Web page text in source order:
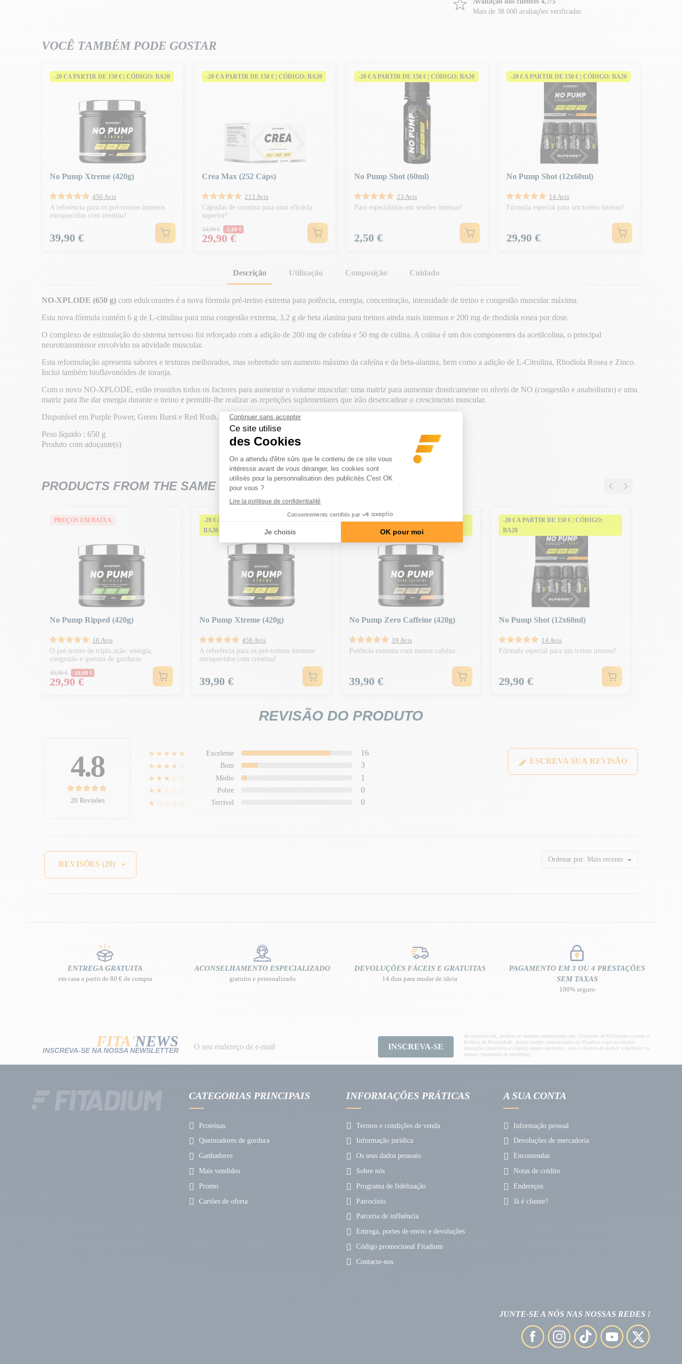
Mais de 38 000 avaliações verificadas
VOCÊ TAMBÉM PODE GOSTAR
-20 € A PARTIR DE 150 € | CÓDIGO: BA20
No Pump Xtreme (420g)
456 Avis
A referência para os pré-treinos intensos
enriquecidos com creatina!
Preço
39,90 €
-20 € A PARTIR DE 150 € | CÓDIGO: BA20
Crea Max (252 Cáps)
213 Avis
Cápsulas de creatina para uma eficácia
superior!
Preço normal
34,90 € -5,00 €
Preço
29,90 €
-20 € A PARTIR DE 150 € | CÓDIGO: BA20
No Pump Shot (60ml)
23 Avis
Para especialistas em sessões intensas!
Preço
2,50 €
-20 € A PARTIR DE 150 € | CÓDIGO: BA20
No Pump Shot (12x60ml)
14 Avis
Fórmula especial para um treino intenso!
Preço
29,90 €
Descrição Utilização Composição Cuidado
NO-XPLODE (650 g) com edulcorantes é a nova fórmula pré-treino extrema para potência, energia, concentração, intensidade de treino e congestão muscular máxima.
Esta nova fórmula contém 6 g de L-citrulina para uma congestão extrema, 3,2 g de beta alanina para treinos ainda mais intensos e 200 mg de rhodiola rosea por dose.
O complexo de estimulação do sistema nervoso foi reforçado com a adição de 200 mg de cafeína e 50 mg de colina. A colina é um dos componentes da acetilcolina, o principal
neurotransmissor envolvido na atividade muscular.
Esta reformulação apresenta sabores e texturas melhorados, mas sobretudo um aumento máximo da cafeína e da beta-alanina, bem como a adição de L-Citrulina, Rhodiola Rosea e Zinco.
Inclui também bioflavonóides de toranja.
Com o novo NO-XPLODE, estão reunidos todos os factores para aumentar o volume muscular: uma matriz para aumentar drasticamente os níveis de NO (congestão e anabolismo) e uma
matriz para lhe dar energia durante o treino e permitir-lhe realizar as repetições suplementares que irão desencadear o crescimento muscular.
Disponível em Purple Power, Green Burst e Red Rush.
Peso líquido : 650 g
Produto com adoçante(s)
PRODUCTS FROM THE SAME CATEGORY
PREÇOS EM BAIXA
No Pump Ripped (420g)
18 Avis
O pré-treino de tripla ação: energia,
congestão e queima de gorduras
Preço normal
39,90 € -10,00 €
Preço
29,90 €
-20 € A PARTIR DE 150 € | CÓDIGO:
BA20
No Pump Xtreme (420g)
456 Avis
A referência para os pré-treinos intensos
enriquecidos com creatina!
Preço
39,90 €
-20 € A PARTIR DE 150 € | CÓDIGO:
No Pump Zero Caffeine (420g)
19 Avis
Potência extrema com menos cafeína
Preço
39,90 €
-20 € A PARTIR DE 150 € | CÓDIGO:
BA20
No Pump Shot (12x60ml)
14 Avis
Fórmula especial para um treino intenso!
Preço
29,90 €
REVISÃO DO PRODUTO
4.8
20 Revisões
★★★★★ Excelente
16
★★★★☆
Bom
3
★★★☆☆
Médio
1
★★☆☆☆
Pobre
0
★☆☆☆☆
Terrível 0
ESCREVA SUA REVISÃO
REVISÕES (20)
Ordenar por: Mais recente
ENTREGA GRATUITA
em casa a partir de 80 € de compra
ACONSELHAMENTO ESPECIALIZADO
gratuito e personalizado
DEVOLUÇÕES FÁCEIS E GRATUITAS
14 dias para mudar de ideia
PAGAMENTO EM 3 OU 4 PRESTAÇÕES
SEM TAXAS
100% seguro
FITA'NEWS
INSCREVA-SE NA NOSSA NEWSLETTER INSCREVA-SE
Ao inscrever-me, declaro ter tomado conhecimento das Condições de Utilização e aceito a
Política de Privacidade. Aceito receber comunicações da Fitadium e que as minhas
interações (aberturas e cliques) sejam registadas, com o objetivo de avaliar e melhorar as
nossas campanhas de marketing.
CATEGORIAS PRINCIPAIS
Proteínas
Queimadores de gordura
Ganhadores
Mais vendidos
Promo
Cartões de oferta
INFORMAÇÕES PRÁTICAS
Termos e condições de venda
Informação jurídica
Os seus dados pessoais
Sobre nós
Programa de fidelização
Patrocínio
Parceria de influência
Entrega, portes de envio e devoluções
Código promocional Fitadium
Contacte-nos
A SUA CONTA
Informação pessoal
Devoluções de mercadoria
Encomendas
Notas de crédito
Endereços
Já é cliente?
JUNTE-SE A NÓS NAS NOSSAS REDES !